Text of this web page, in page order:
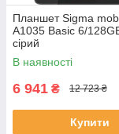
Планшет Sigma
A1035 Basic 6/
сірий
В наявності
6 941 ₴ 12 723 ₴
Купити